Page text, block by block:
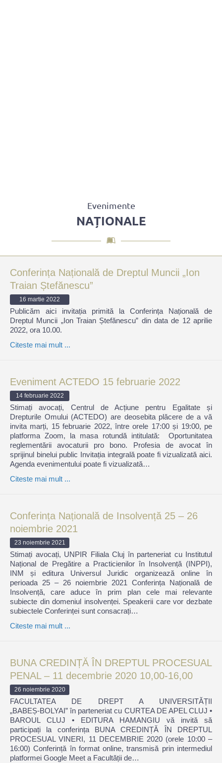
Evenimente
NAȚIONALE
Conferința Națională de Dreptul Muncii „Ion
Traian Ștefănescu”
16 martie 2022
Publicăm aici invitația primită la Conferința Națională de
Dreptul Muncii „Ion Traian Ștefănescu” din data de 12 aprilie
2022, ora 10.00.
Citeste mai mult ...
Eveniment ACTEDO 15 februarie 2022
14 februarie 2022
Stimați avocați, Centrul de Acțiune pentru Egalitate și
Drepturile Omului (ACTEDO) are deosebita plăcere de a vă
invita marți, 15 februarie 2022, între orele 17:00 și 19:00, pe
platforma Zoom, la masa rotundă intitulată: Oportunitatea
reglementării avocaturii pro bono. Profesia de avocat în
sprijinul binelui public Invitația integrală poate fi vizualizată aici.
Agenda evenimentului poate fi vizualizată…
Citeste mai mult ...
Conferința Națională de Insolvență 25 – 26
noiembrie 2021
23 noiembrie 2021
Stimați avocați, UNPIR Filiala Cluj în parteneriat cu Institutul
Național de Pregătire a Practicienilor în Insolvență (INPPI),
INM și editura Universul Juridic organizează online în
perioada 25 – 26 noiembrie 2021 Conferința Națională de
Insolvență, care aduce în prim plan cele mai relevante
subiecte din domeniul insolvenței. Speakerii care vor dezbate
subiectele Conferinței sunt consacrați…
Citeste mai mult ...
BUNA CREDINȚĂ ÎN DREPTUL PROCESUAL
PENAL – 11 decembrie 2020 10,00-16,00
26 noiembrie 2020
FACULTATEA DE DREPT A UNIVERSITĂȚII
„BABEȘ‑BOLYAI” în parteneriat cu CURTEA DE APEL CLUJ •
BAROUL CLUJ • EDITURA HAMANGIU vă invită să
participați la conferința BUNA CREDINȚĂ ÎN DREPTUL
PROCESUAL VINERI, 11 DECEMBRIE 2020 (orele 10:00 –
16:00) Conferință în format online, transmisă prin intermediul
platformei Google Meet a Facultății de…